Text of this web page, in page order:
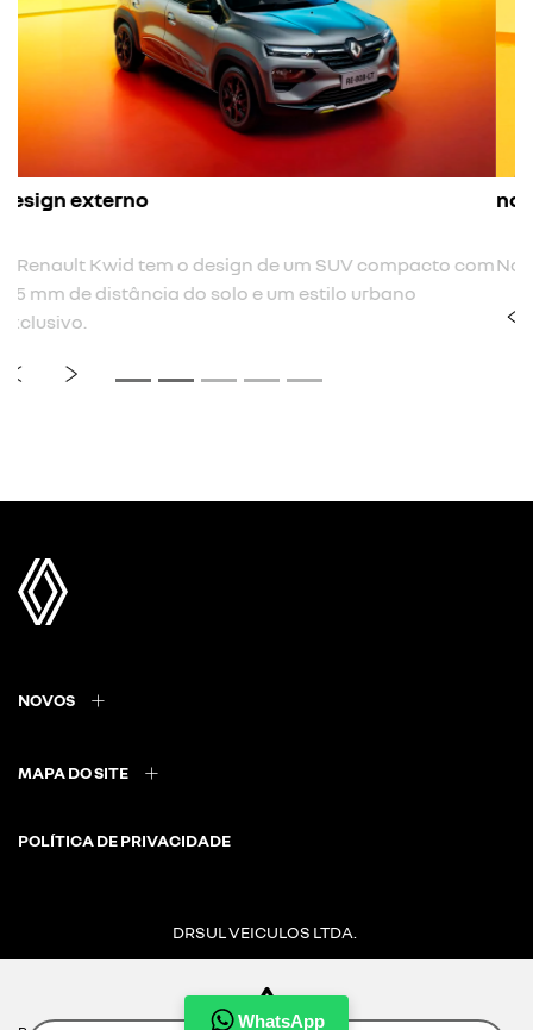
WhatsApp
nova cor
Nova cor de carroceria cinza cassiopée.
NOVOS
MAPA DO SITE
POLÍTICA DE PRIVACIDADE
DRSUL VEICULOS LTDA.